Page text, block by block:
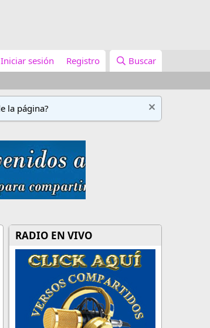
Iniciar sesión Registro Buscar
la página?
RADIO EN VIVO